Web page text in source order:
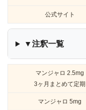
公式サイト
▼注釈一覧
マンジャロ 2.5mg
3ヶ月まとめて定期
マンジャロ 5mg